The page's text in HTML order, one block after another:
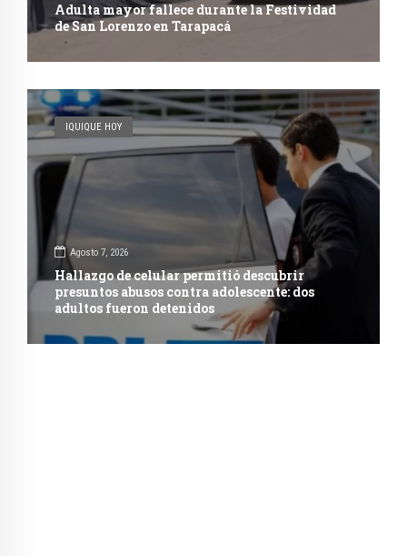
Adulta mayor fallece durante la Festividad
de San Lorenzo en Tarapacá
IQUIQUE HOY
Agosto 7, 2026
Hallazgo de celular permitió descubrir
presuntos abusos contra adolescente: dos
adultos fueron detenidos